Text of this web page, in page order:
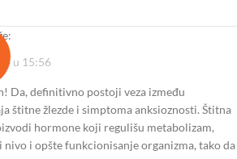
u 15:56
Da, definitivno postoji veza između
štitne žlezde i simptoma anksioznosti. Štitna
hormone koji regulišu metabolizam,
nivo i opšte funkcionisanje organizma, tako da